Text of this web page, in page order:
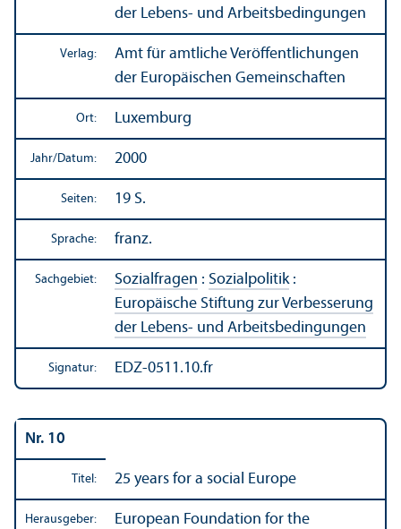
der Lebens- und Arbeits­bedingungen
Verlag:
Amt für amtliche Veröffentlichungen
der Europäischen Gemeinschaften
Ort: Luxemburg
Jahr/Datum: 2000
Seiten: 19 S.
Sprache: franz.
Sachgebiet: Sozialfragen : Sozialpolitik:
Europäische Stiftung zur Verbesserung
der Lebens- und Arbeits­bedingungen
Signatur: EDZ-0511.10.fr
Nr. 10
Titel: 25 years for a social Europe
Herausgeber:
European Foundation for the